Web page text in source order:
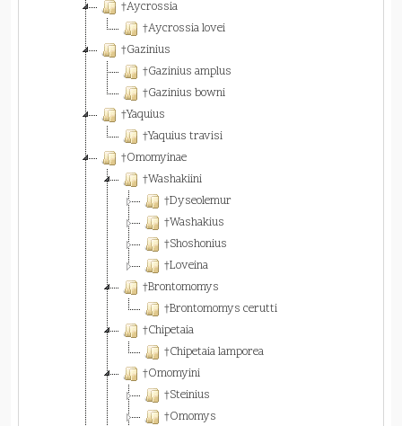
†Aycrossia
†Aycrossia lovei
†Gazinius
†Gazinius amplus
†Gazinius bowni
†Yaquius
†Yaquius travisi
†Omomyinae
†Washakiini
†Dyseolemur
†Washakius
†Shoshonius
†Loveina
†Brontomomys
†Brontomomys cerutti
†Chipetaia
†Chipetaia lamporea
†Omomyini
†Steinius
†Omomys